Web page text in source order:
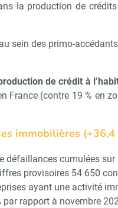
la production de crédits
au sein des primo-
de crédit à
France (contre 19 % en
immobilières (+36,4
défaillances cumulées
provisoires 54 650
ayant une activité
rapport à novembre